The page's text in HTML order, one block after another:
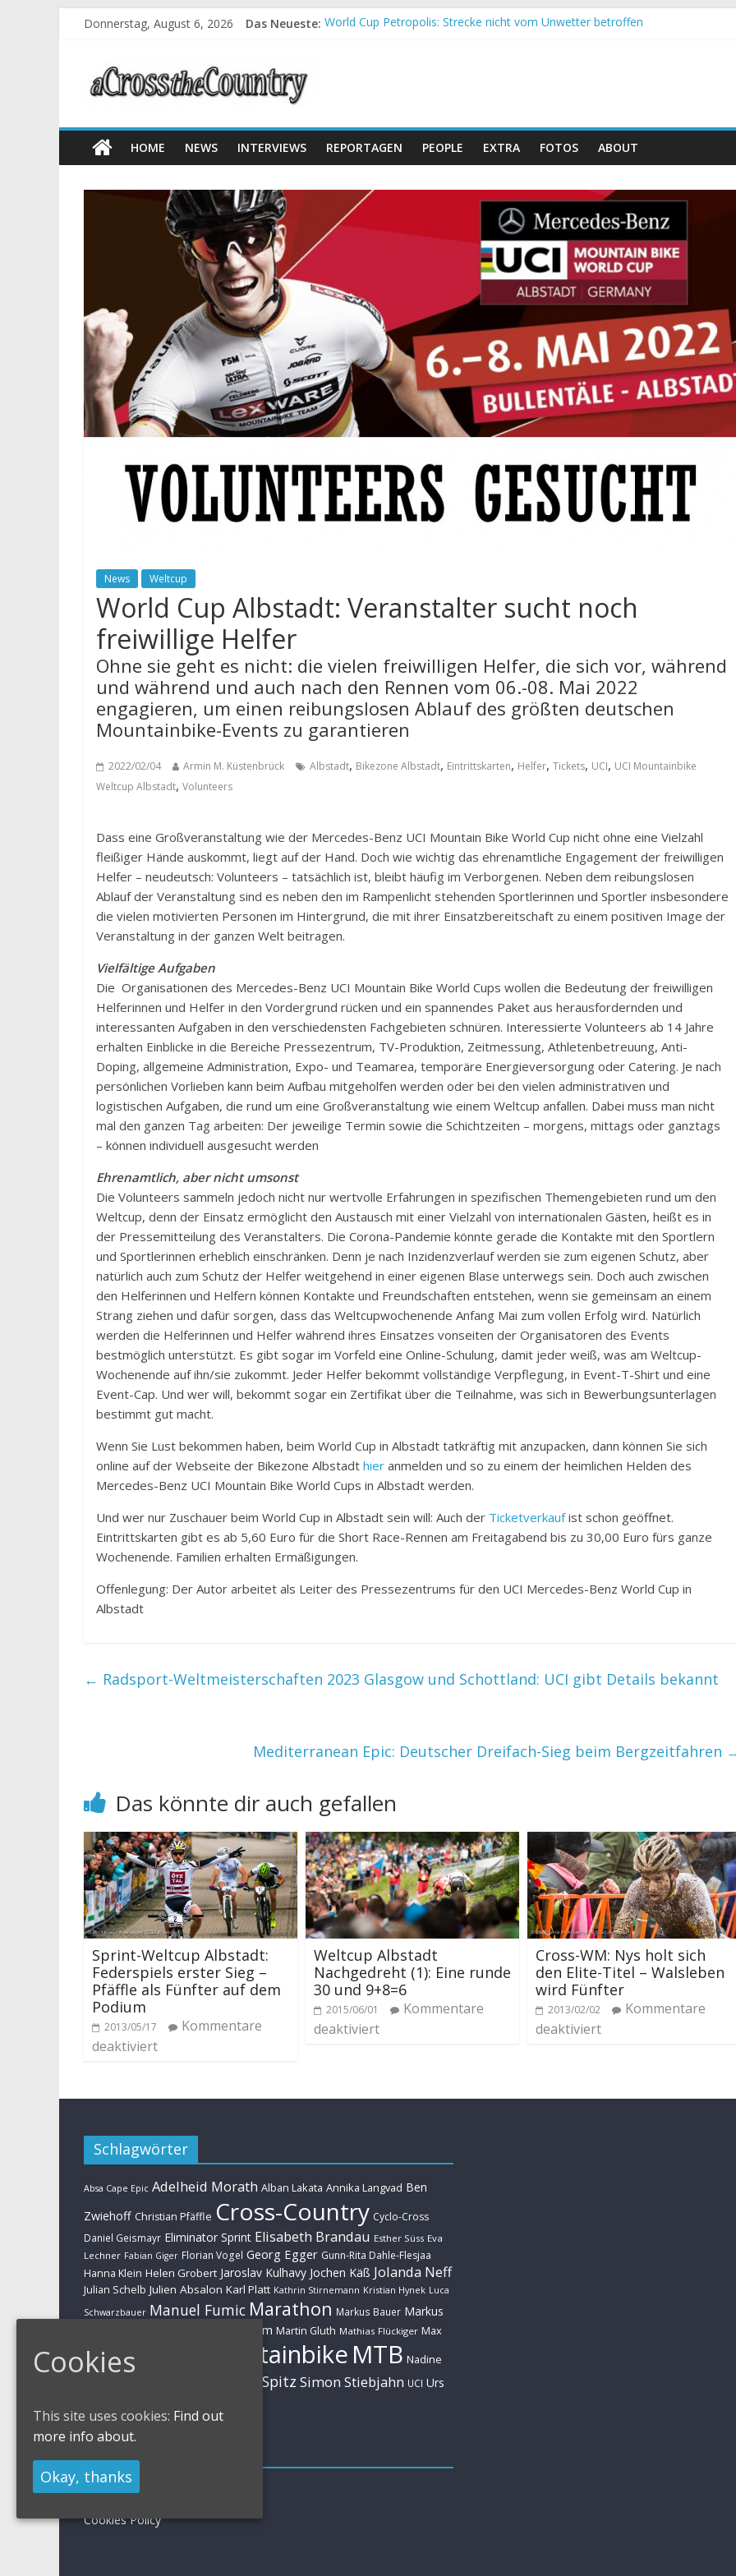
Donnerstag, August 6, 2026 Das Neueste: World Cup Petropolis: Strecke nicht vom Unwetter betroffen
HOME NEWS INTERVIEWS REPORTAGEN PEOPLE EXTRA FOTOS ABOUT
News Weltcup
World Cup Albstadt: Veranstalter sucht noch
freiwillige Helfer
Ohne sie geht es nicht: die vielen freiwilligen Helfer, die sich vor, während
und während und auch nach den Rennen vom 06.-08. Mai 2022
engagieren, um einen reibungslosen Ablauf des größten deutschen
Mountainbike-Events zu garantieren
2022/02/04 Armin M. Küstenbrück Albstadt, Bikezone Albstadt, Eintrittskarten, Helfer, Tickets, UCI, UCI Mountainbike
Weltcup Albstadt, Volunteers
Dass eine Großveranstaltung wie der Mercedes-Benz UCI Mountain Bike World Cup nicht ohne eine Vielzahl
fleißiger Hände auskommt, liegt auf der Hand. Doch wie wichtig das ehrenamtliche Engagement der freiwilligen
Helfer – neudeutsch: Volunteers – tatsächlich ist, bleibt häufig im Verborgenen. Neben dem reibungslosen
Ablauf der Veranstaltung sind es neben den im Rampenlicht stehenden Sportlerinnen und Sportler insbesondere
die vielen motivierten Personen im Hintergrund, die mit ihrer Einsatzbereitschaft zu einem positiven Image der
Veranstaltung in der ganzen Welt beitragen.
Vielfältige Aufgaben
Die Organisationen des Mercedes-Benz UCI Mountain Bike World Cups wollen die Bedeutung der freiwilligen
Helferinnen und Helfer in den Vordergrund rücken und ein spannendes Paket aus herausfordernden und
interessanten Aufgaben in den verschiedensten Fachgebieten schnüren. Interessierte Volunteers ab 14 Jahre
erhalten Einblicke in die Bereiche Pressezentrum, TV-Produktion, Zeitmessung, Athletenbetreuung, Anti-
Doping, allgemeine Administration, Expo- und Teamarea, temporäre Energieversorgung oder Catering. Je nach
persönlichen Vorlieben kann beim Aufbau mitgeholfen werden oder bei den vielen administrativen und
logistischen Aufgaben, die rund um eine Großveranstaltung wie einem Weltcup anfallen. Dabei muss man nicht
mal den ganzen Tag arbeiten: Der jeweilige Termin sowie die Schichtzeiten – morgens, mittags oder ganztags
– können individuell ausgesucht werden
Ehrenamtlich, aber nicht umsonst
Die Volunteers sammeln jedoch nicht nur wertvolle Erfahrungen in spezifischen Themengebieten rund um den
Weltcup, denn der Einsatz ermöglicht den Austausch mit einer Vielzahl von internationalen Gästen, heißt es in
der Pressemitteilung des Veranstalters. Die Corona-Pandemie könnte gerade die Kontakte mit den Sportlern
und Sportlerinnen erheblich einschränken. Denn je nach Inzidenzverlauf werden sie zum eigenen Schutz, aber
natürlich auch zum Schutz der Helfer weitgehend in einer eigenen Blase unterwegs sein. Doch auch zwischen
den Helferinnen und Helfern können Kontakte und Freundschaften entstehen, wenn sie gemeinsam an einem
Strang ziehen und dafür sorgen, dass das Weltcupwochenende Anfang Mai zum vollen Erfolg wird. Natürlich
werden die Helferinnen und Helfer während ihres Einsatzes vonseiten der Organisatoren des Events
bestmöglich unterstützt. Es gibt sogar im Vorfeld eine Online-Schulung, damit jeder weiß, was am Weltcup-
Wochenende auf ihn/sie zukommt. Jeder Helfer bekommt vollständige Verpflegung, in Event-T-Shirt und eine
Event-Cap. Und wer will, bekommt sogar ein Zertifikat über die Teilnahme, was sich in Bewerbungsunterlagen
bestimmt gut macht.
Wenn Sie Lust bekommen haben, beim World Cup in Albstadt tatkräftig mit anzupacken, dann können Sie sich
online auf der Webseite der Bikezone Albstadt hier anmelden und so zu einem der heimlichen Helden des
Mercedes-Benz UCI Mountain Bike World Cups in Albstadt werden.
Und wer nur Zuschauer beim World Cup in Albstadt sein will: Auch der Ticketverkaufist schon geöffnet.
Eintrittskarten gibt es ab 5,60 Euro für die Short Race-Rennen am Freitagabend bis zu 30,00 Euro fürs ganze
Wochenende. Familien erhalten Ermäßigungen.
Offenlegung: Der Autor arbeitet als Leiter des Pressezentrums für den UCI Mercedes-Benz World Cup in
Albstadt
← Radsport-Weltmeisterschaften 2023 Glasgow und Schottland: UCI gibt Details bekannt
Mediterranean Epic: Deutscher Dreifach-Sieg beim Bergzeitfahren
Das könnte dir auch gefallen
Sprint-Weltcup Albstadt:
Federspiels erster Sieg –
Pfäffle als Fünfter auf dem
Podium
2013/05/17
Kommentare
deaktiviert
Weltcup Albstadt
Nachgedreht (1): Eine runde
30 und 9+8=6
2015/06/01
Kommentare
deaktiviert
Cross-WM: Nys holt sich
den Elite-Titel – Walsleben
wird Fünfter
2013/02/02
Kommentare
deaktiviert
Schlagwörter
Absa Cape Epic Adelheid Morath Alban Lakata Annika Langvad Ben
Zwiehoff Christian Pfäffle Cross-Country Cyclo-Cross
Daniel Geismayr Eliminator Sprint Elisabeth Brandau Esther Süss Eva
Lechner Fabian Giger Florian Vogel Georg Egger Gunn-Rita Dahle-Flesjaa
Hanna Klein Helen Grobert Jaroslav Kulhavy Jochen Käß Jolanda Neff
Julian Schelb Julien Absalon Karl Platt Kathrin Stirnemann Kristian Hynek Luca
Schwarzbauer Manuel Fumic Marathon Markus Bauer Markus
Markus Schulte-Lünzum Martin Gluth Mathias Flückiger Max
Brandl Moritz Milatz Mountainbike MTB Nadine
Sabine Spitz Simon Stiebjahn UCI Urs
Impressum / Kontakt
Cookies Policy
Cookies
This site uses cookies: Find out
more info about.
Okay, thanks